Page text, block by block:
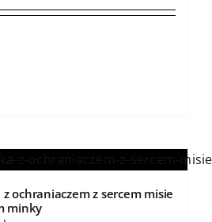
od
z ochraniaczem z sercem misie
minky